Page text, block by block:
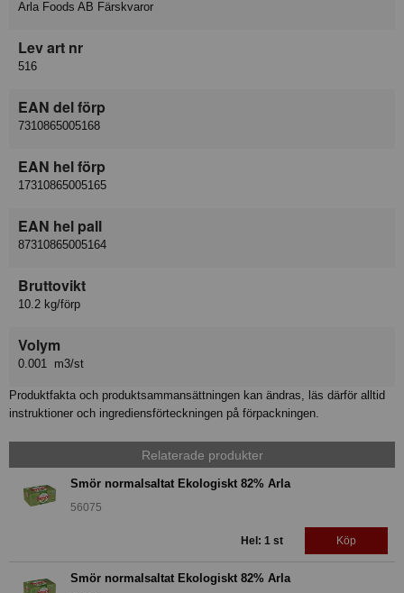
Arla Foods AB Färskvaror
Lev art nr
516
EAN del förp
7310865005168
EAN hel förp
17310865005165
EAN hel pall
87310865005164
Bruttovikt
10.2 kg/förp
Volym
0.001 m3/st
Produktfakta och produktsammansättningen kan ändras, läs därför alltid
instruktioner och ingrediensförteckningen på förpackningen.
Relaterade produkter
Smör normalsaltat Ekologiskt 82% Arla
56075
Hel: 1 st Köp
Smör normalsaltat Ekologiskt 82% Arla